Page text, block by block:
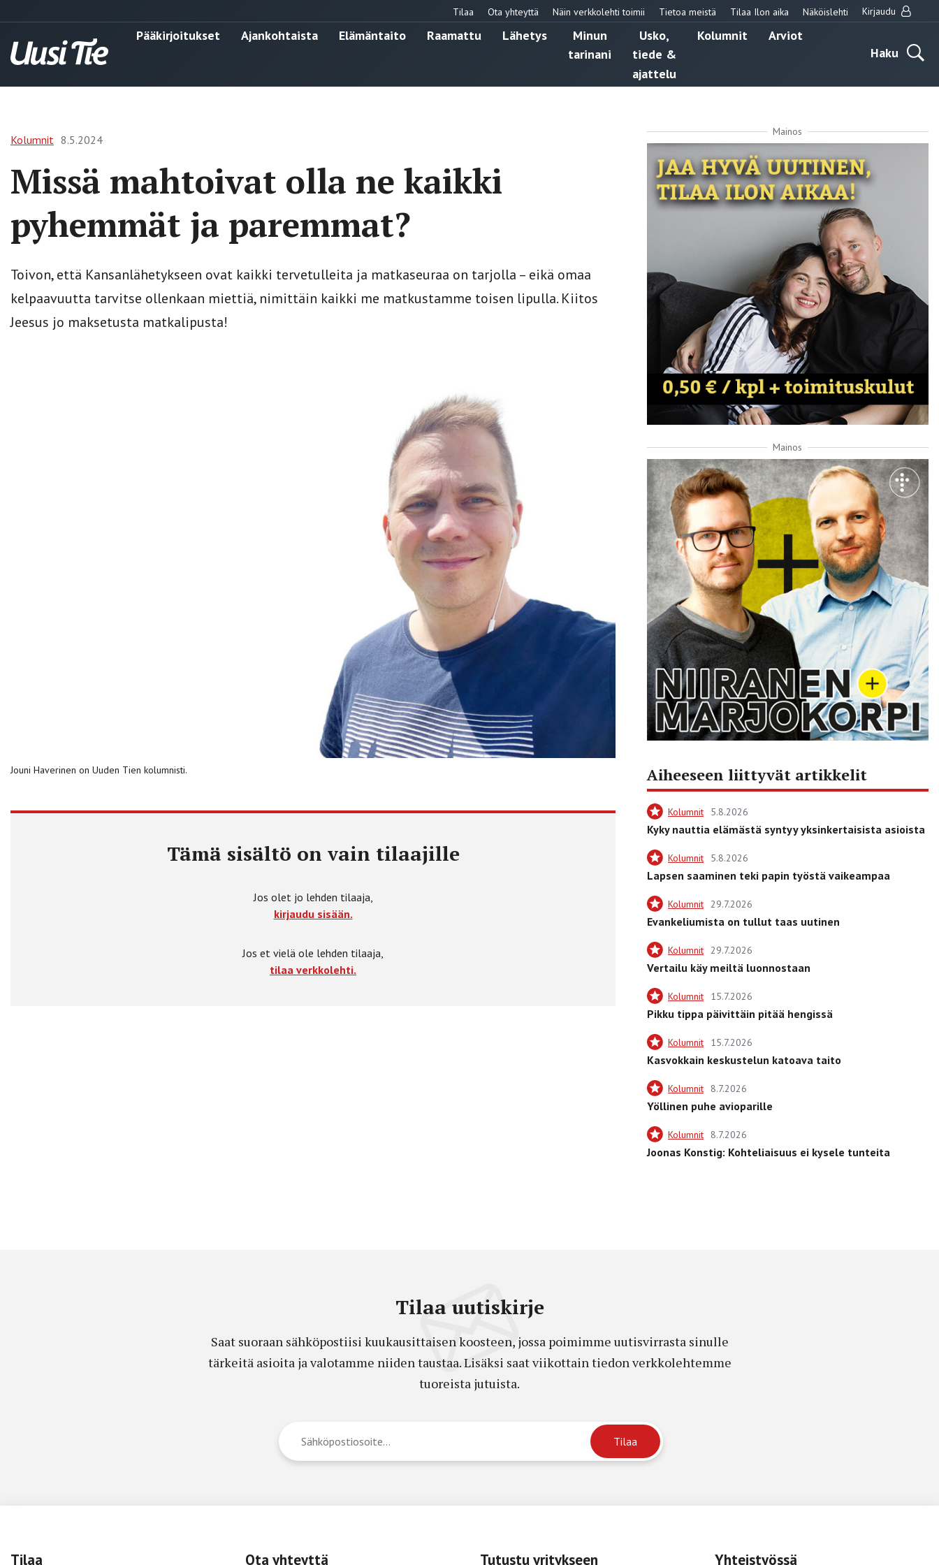
Tilaa Ota yhteyttä Näin verkkolehti toimii Tietoa meistä Tilaa Ilon aika Näköislehti Kirjaudu
Pääkirjoitukset Ajankohtaista Elämäntaito Raamattu Lähetys
Minun
tarinani
Usko,
tiede &
ajattelu
Kolumnit
Arviot
Haku
Kolumnit 8.5.2024
Missä mahtoivat olla ne kaikki
pyhemmät ja paremmat?
Toivon, että Kansanlähetykseen ovat kaikki tervetulleita ja matkaseuraa on tarjolla – eikä omaa
kelpaavuutta tarvitse ollenkaan miettiä, nimittäin kaikki me matkustamme toisen lipulla. Kiitos
Jeesus jo maksetusta matkalipusta!
Jouni Haverinen on Uuden Tien kolumnisti.
Tämä sisältö on vain tilaajille
Jos olet jo lehden tilaaja,
kirjaudu sisään.
Jos et vielä ole lehden tilaaja,
tilaa verkkolehti.
Mainos
Mainos
Aiheeseen liittyvät artikkelit
Kolumnit 5.8.2026
Kyky nauttia elämästä syntyy yksinkertaisista asioista
Kolumnit 5.8.2026
Lapsen saaminen teki papin työstä vaikeampaa
Kolumnit 29.7.2026
Evankeliumista on tullut taas uutinen
Kolumnit 29.7.2026
Vertailu käy meiltä luonnostaan
Kolumnit 15.7.2026
Pikku tippa päivittäin pitää hengissä
Kolumnit 15.7.2026
Kasvokkain keskustelun katoava taito
Kolumnit 8.7.2026
Yöllinen puhe avioparille
Kolumnit 8.7.2026
Joonas Konstig: Kohteliaisuus ei kysele tunteita
Tilaa uutiskirje
Saat suoraan sähköpostiisi kuukausittaisen koosteen, jossa poimimme uutisvirrasta sinulle
tärkeitä asioita ja valotamme niiden taustaa. Lisäksi saat viikottain tiedon verkkolehtemme
tuoreista jutuista.
Tilaa Ota yhteyttä Tutustu yritykseen Yhteistyössä